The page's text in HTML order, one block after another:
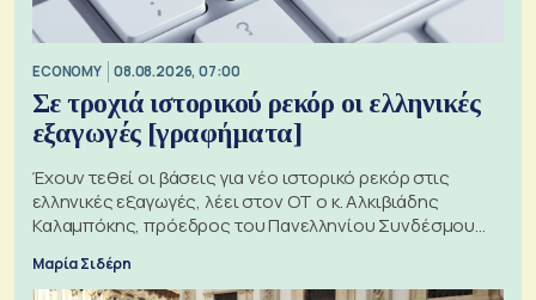
ECONOMY 08.08.2026, 07:00
Σε τροχιά ιστορικού ρεκόρ οι ελληνικές
εξαγωγές [γραφήματα]
Έχουν τεθεί οι βάσεις για νέο ιστορικό ρεκόρ στις
ελληνικές εξαγωγές, λέει στον ΟΤ ο κ. Αλκιβιάδης
Καλαμπόκης, πρόεδρος του Πανελληνίου Συνδέσμου
Μαρία Σιδέρη